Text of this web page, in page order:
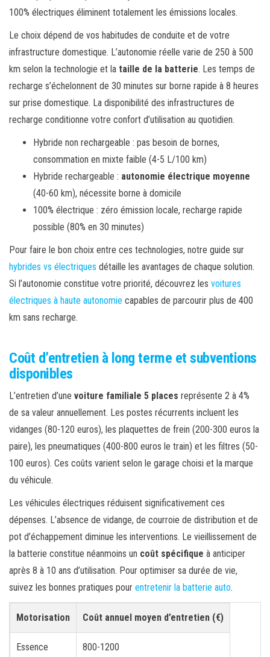
100% électriques éliminent totalement les émissions locales.
Le choix dépend de vos habitudes de conduite et de votre
infrastructure domestique. L’autonomie réelle varie de 250 à 500
km selon la technologie et la taille de la batterie. Les temps de
recharge s’échelonnent de 30 minutes sur borne rapide à 8 heures
sur prise domestique. La disponibilité des infrastructures de
recharge conditionne votre confort d’utilisation au quotidien.
Hybride non rechargeable : pas besoin de bornes,
consommation en mixte faible (4-5 L/100 km)
Hybride rechargeable : autonomie électrique moyenne
(40-60 km), nécessite borne à domicile
100% électrique : zéro émission locale, recharge rapide
possible (80% en 30 minutes)
Pour faire le bon choix entre ces technologies, notre guide sur
hybrides vs électriques détaille les avantages de chaque solution.
Si l’autonomie constitue votre priorité, découvrez les voitures
électriques à haute autonomie capables de parcourir plus de 400
km sans recharge.
Coût d’entretien à long terme et subventions
disponibles
L’entretien d’une voiture familiale 5 places représente 2 à 4%
de sa valeur annuellement. Les postes récurrents incluent les
vidanges (80-120 euros), les plaquettes de frein (200-300 euros la
paire), les pneumatiques (400-800 euros le train) et les filtres (50-
100 euros). Ces coûts varient selon le garage choisi et la marque
du véhicule.
Les véhicules électriques réduisent significativement ces
dépenses. L’absence de vidange, de courroie de distribution et de
pot d’échappement diminue les interventions. Le vieillissement de
la batterie constitue néanmoins un coût spécifique à anticiper
après 8 à 10 ans d’utilisation. Pour optimiser sa durée de vie,
suivez les bonnes pratiques pour entretenir la batterie auto.
Motorisation Coût annuel moyen d’entretien (€)
Essence 800-1200